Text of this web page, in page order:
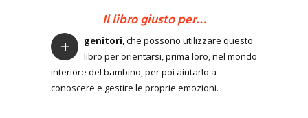
Il libro giusto per…
+ genitori, che possono utilizzare questo
libro per orientarsi, prima loro, nel mondo
interiore del bambino, per poi aiutarlo a
conoscere e gestire le proprie emozioni.